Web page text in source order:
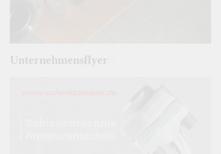
Unternehmensflyer